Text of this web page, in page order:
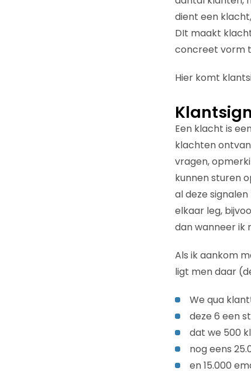
dient een
DIt maakt
concreet vorm
Hier komt
Een klacht is
klachten
vragen,
kunnen sturen
al deze
elkaar leg,
dan wanneer ik
Als ik aankom
ligt men daar
We qua
deze 6 een
dat we 500
nog eens
en 15.000